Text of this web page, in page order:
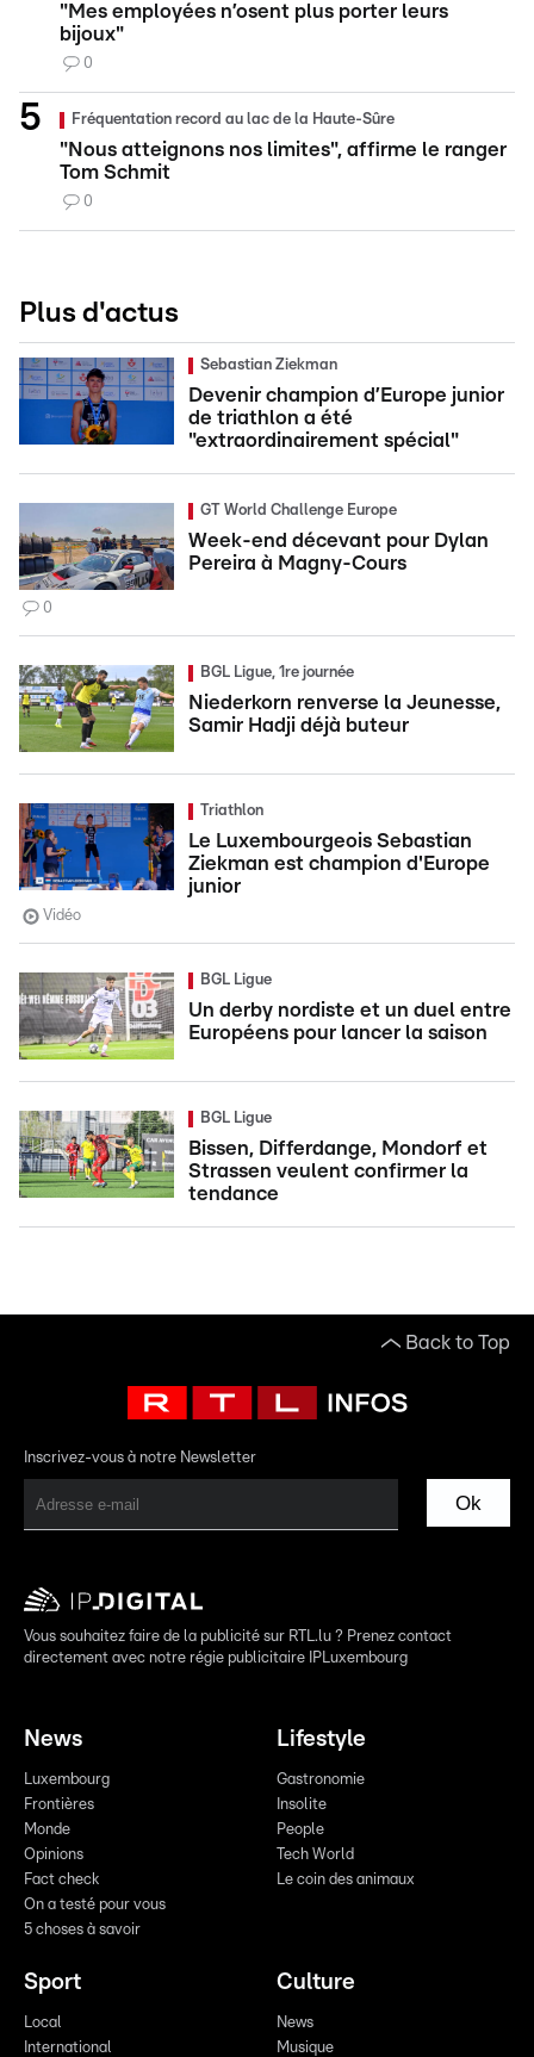
"Mes employées n’osent plus porter leurs
bijoux"
0
Fréquentation record au lac de la Haute-Sûre
"Nous atteignons nos limites", affirme le ranger
Tom Schmit
0
Plus d'actus
Sebastian Ziekman
Devenir champion d’Europe junior
de triathlon a été
"extraordinairement spécial"
GT World Challenge Europe
Week-end décevant pour Dylan
Pereira à Magny-Cours
0
BGL Ligue, 1re journée
Niederkorn renverse la Jeunesse,
Samir Hadji déjà buteur
Triathlon
Le Luxembourgeois Sebastian
Ziekman est champion d'Europe
junior
Vidéo
BGL Ligue
Un derby nordiste et un duel entre
Européens pour lancer la saison
BGL Ligue
Bissen, Differdange, Mondorf et
Strassen veulent confirmer la
tendance
Back to Top
Inscrivez-vous à notre Newsletter
Ok
Vous souhaitez faire de la publicité sur RTL.lu ? Prenez contact
directement avec notre régie publicitaire IPLuxembourg
News
Luxembourg
Frontières
Monde
Opinions
Fact check
On a testé pour vous
5 choses à savoir
Lifestyle
Gastronomie
Insolite
People
Tech World
Le coin des animaux
Sport
Local
International
Culture
News
Musique